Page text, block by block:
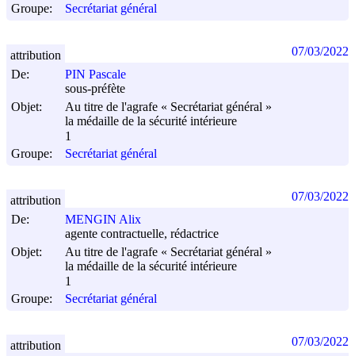
Groupe:
Secrétariat général
De:
PIN Pascale
sous-préfète
Objet:
Au titre de l'agrafe « Secrétariat général »
la médaille de la sécurité intérieure
1
Groupe:
Secrétariat général
attribution 07/03/2022
De:
MENGIN Alix
agente contractuelle, rédactrice
Objet:
Au titre de l'agrafe « Secrétariat général »
la médaille de la sécurité intérieure
1
Groupe:
Secrétariat général
attribution 07/03/2022
attribution 07/03/2022